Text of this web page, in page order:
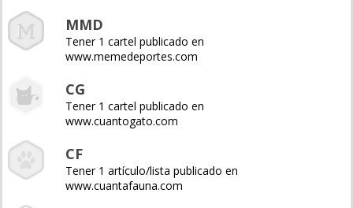
MMD
Tener 1 cartel publicado en
www.memedeportes.com
CG
Tener 1 cartel publicado en
www.cuantogato.com
CF
Tener 1 artículo/lista publicado en
www.cuantafauna.com